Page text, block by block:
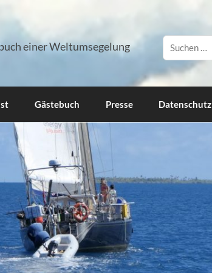
einer Weltumsegelung
Gästebuch Presse Datenschutz